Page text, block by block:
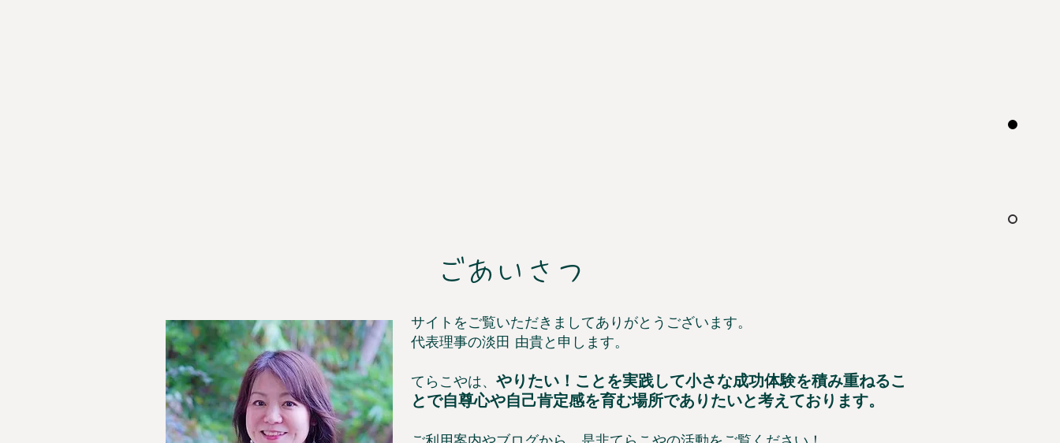
​ごあいさつ
サイトをご覧いただきましてありがとうございます。
​代表理事の淡田 由貴と申します。
てらこやは、 やりたい！ことを実践して小さな成功体験を積み重ねるこ
とで自尊心や自己肯定感を育む場所でありたいと考えております。